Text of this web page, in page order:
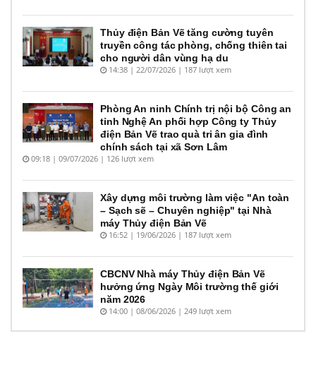
Thủy điện Bản Vẽ tăng cường tuyên
truyền công tác phòng, chống thiên tai
cho người dân vùng hạ du
14:38 | 22/07/2026 | 187 lượt xem
Phòng An ninh Chính trị nội bộ Công an
tỉnh Nghệ An phối hợp Công ty Thủy
điện Bản Vẽ trao quà tri ân gia đình
chính sách tại xã Sơn Lâm
09:18 | 09/07/2026 | 126 lượt xem
Xây dựng môi trường làm việc "An toàn
– Sạch sẽ – Chuyên nghiệp" tại Nhà
máy Thủy điện Bản Vẽ
16:52 | 19/06/2026 | 187 lượt xem
CBCNV Nhà máy Thủy điện Bản Vẽ
hưởng ứng Ngày Môi trường thế giới
năm 2026
14:00 | 08/06/2026 | 249 lượt xem